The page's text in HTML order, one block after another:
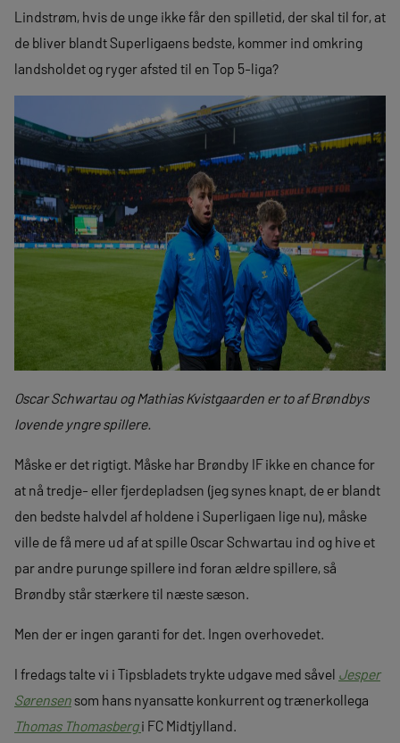
Lindstrøm, hvis de unge ikke får den spilletid, der skal til for, at
de bliver blandt Superligaens bedste, kommer ind omkring
landsholdet og ryger afsted til en Top 5-liga?
Oscar Schwartau og Mathias Kvistgaarden er to af Brøndbys
lovende yngre spillere.
Måske er det rigtigt. Måske har Brøndby IF ikke en chance for
at nå tredje- eller fjerdepladsen (jeg synes knapt, de er blandt
den bedste halvdel af holdene i Superligaen lige nu), måske
ville de få mere ud af at spille Oscar Schwartau ind og hive et
par andre purunge spillere ind foran ældre spillere, så
Brøndby står stærkere til næste sæson.
Men der er ingen garanti for det. Ingen overhovedet.
I fredags talte vi i Tipsbladets trykte udgave med såvel Jesper
Sørensensom hans nyansatte konkurrent og trænerkollega
Thomas Thomasbergi FC Midtjylland.